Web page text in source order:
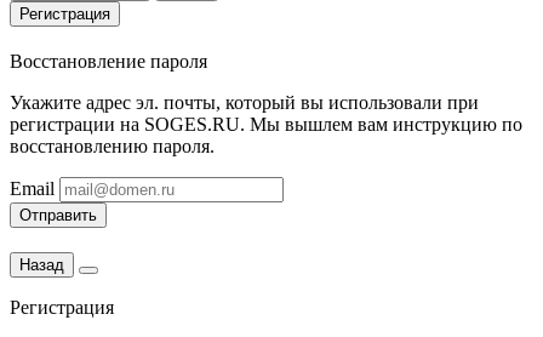
Регистрация
Восстановление пароля
Укажите адрес эл. почты, который вы использовали при
регистрации на SOGES.RU. Мы вышлем вам инструкцию по
восстановлению пароля.
Email
Отправить
Назад
Регистрация